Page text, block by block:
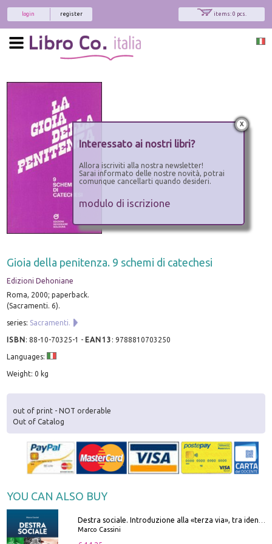
items: 0 pcs.
register
login
Gioia della penitenza. 9 schemi di catechesi
Edizioni Dehoniane
Roma, 2000; paperback.
(Sacramenti. 6).
series: Sacramenti.
ISBN:88-10-70325-1 - EAN13 :9788810703250
Languages:
Weight: 0 kg
out of print - NOT orderable
Out of Catalog
YOU CAN ALSO BUY
Marco Cassini
x
Interessato ai nostri libri?
Allora iscriviti alla nostra newsletter!
Sarai informato delle nostre novità, potrai
comunque cancellarti quando desideri.
modulo di iscrizione